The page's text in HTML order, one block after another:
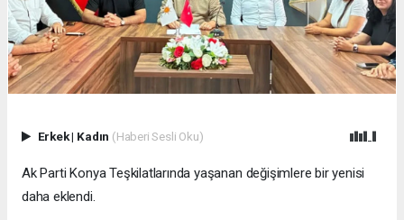
Erkek| Kadın (Haberi Sesli Oku)
Ak Parti Konya Teşkilatlarında yaşanan değişimlere bir yenisi
daha eklendi.